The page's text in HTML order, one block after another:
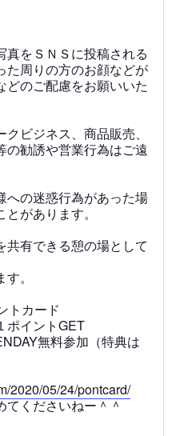
をＳＮＳに投稿される
た周りの方のお顔などが
どのご配慮をお願いいた
ビジネス、商品販売、
の勧誘や営業行為はご遠
の迷惑行為があった場
があります。
共有できる憩の場として
。
トカード
ポイントGET
無料参加（特典は
2020/05/24/pontcard/
てくださいねー＾＾